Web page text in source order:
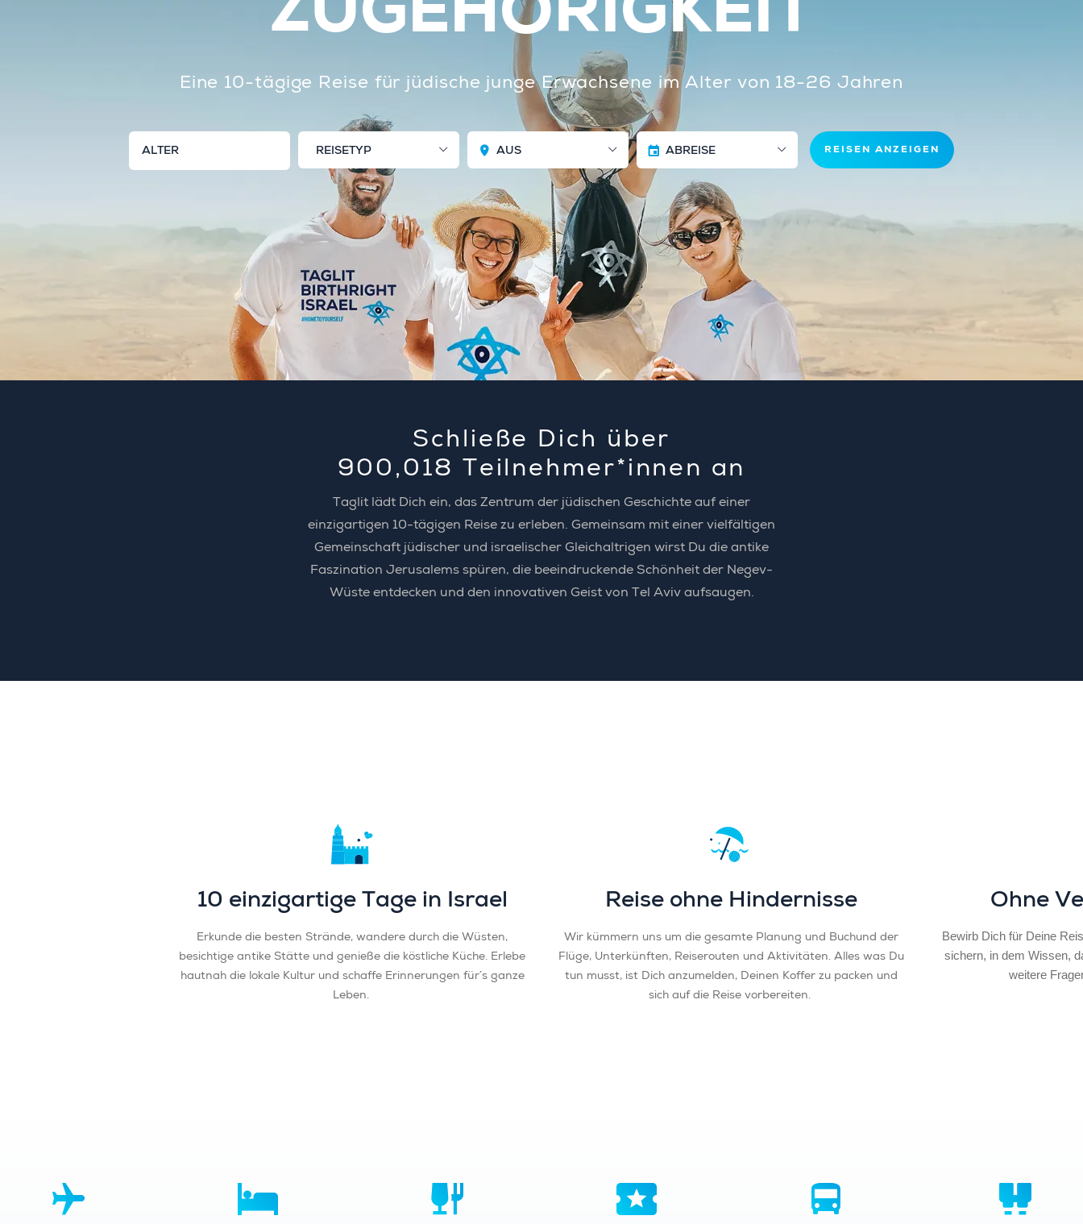
Eine 10-tägige Reise für jüdische junge Erwachsene im Alter von 18-26 Jahren
REISETYP AUS ABREISE REISEN ANZEIGEN
Schließe Dich über
900,021 Teilnehmer*innen an
Taglit lädt Dich ein, das Zentrum der jüdischen Geschichte auf einer
einzigartigen 10-tägigen Reise zu erleben. Gemeinsam mit einer vielfältigen
Gemeinschaft jüdischer und israelischer Gleichaltrigen wirst Du die antike
Faszination Jerusalems spüren, die beeindruckende Schönheit der Negev-
Wüste entdecken und den innovativen Geist von Tel Aviv aufsaugen.
10 einzigartige Tage in Israel
Erkunde die besten Strände, wandere durch die Wüsten,
besichtige antike Stätte und genieße die köstliche Küche. Erlebe
hautnah die lokale Kultur und schaffe Erinnerungen für´s ganze
Leben.
Reise ohne Hindernisse
Wir kümmern uns um die gesamte Planung und Buchund der
Flüge, Unterkünften, Reiserouten und Aktivitäten. Alles was Du
tun musst, ist Dich anzumelden, Deinen Koffer zu packen und
sich auf die Reise vorbereiten.
Ohne
Bewirb Dich für Deine
sichern, in dem Wissen,
weitere